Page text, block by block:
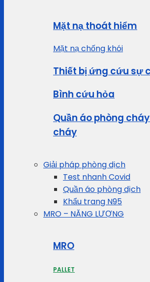
Mặt nạ thoát hiểm
Mặt nạ chống khói
Thiết bị ứng cứu sự
Bình cứu hỏa
Quần áo phòng
cháy
Giải pháp phòng dịch
Test nhanh Covid
Quần áo phòng dịch
Khẩu trang N95
MRO – NĂNG LƯỢNG
MRO
PALLET